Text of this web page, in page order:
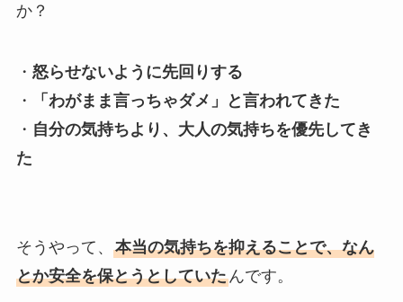
か？
・ 怒らせないように先回りする
・
「わがまま言っちゃダメ」と言われてきた
・ 自分の気持ちより、大人の気持ちを優先してき
た
そうやって、 本当の気持ちを抑えることで、なん
とか安全を保とうとしていたんです。